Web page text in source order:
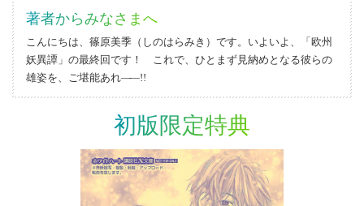
著者からみなさまへ
こんにちは、篠原美季（しのはらみき）です。いよいよ、「欧州
妖異譚」の最終回です！ これで、ひとまず見納めとなる彼らの
雄姿を、ご堪能あれ――!!
初版限定特典